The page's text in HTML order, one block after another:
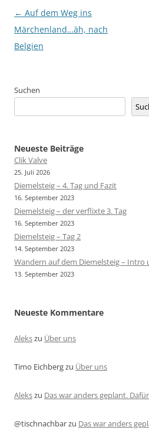
Beitragsnavigation
← Auf dem Weg ins
Märchenland…äh, nach
Belgien
Suchen
Neueste Beiträge
Clik Valve
25. Juli 2026
Diemelsteig – 4. Tag und Fazit
16. September 2023
Diemelsteig – der verflixte 3. Tag
16. September 2023
Diemelsteig – Tag 2
14. September 2023
Wandern auf dem Diemelsteig – Intro
13. September 2023
Neueste Kommentare
Alekszu Über uns
Timo Eichbergzu Über uns
Alekszu Das war anders geplant.
@tischnachbarzu Das war anders